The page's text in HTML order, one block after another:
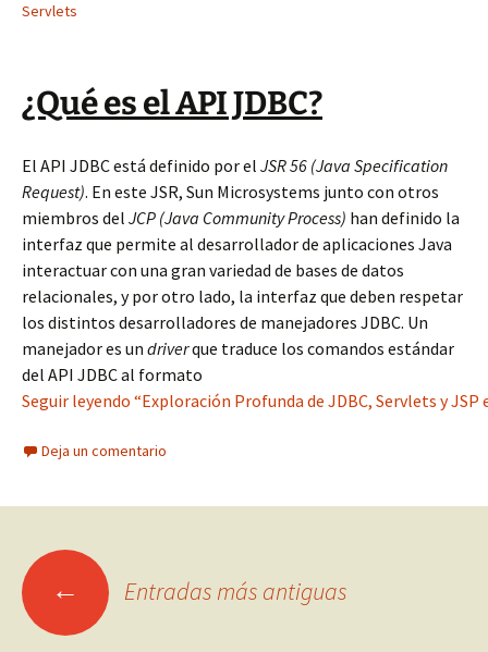
Servlets
¿Qué es el API JDBC?
El API JDBC está definido por el JSR 56 (Java Specification
Request). En este JSR, Sun Microsystems junto con otros
miembros del JCP (Java Community Process) han definido la
interfaz que permite al desarrollador de aplicaciones Java
interactuar con una gran variedad de bases de datos
relacionales, y por otro lado, la interfaz que deben respetar
los distintos desarrolladores de manejadores JDBC. Un
manejador es un driverque traduce los comandos estándar
del API JDBC al formato
Seguir leyendo “Exploración Profunda de JDBC, Servlets y JSP
Deja un comentario
Ir ← Entradas más antiguas